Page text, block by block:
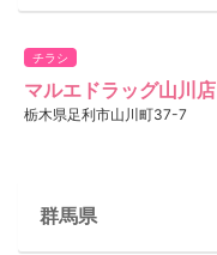
チラシ
マルエドラッグ山川店
栃木県足利市山川町37-7
群馬県